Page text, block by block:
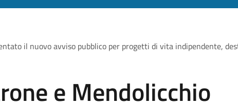
il nuovo avviso pubblico per progetti di vita indipendente,
e Mendolicchio